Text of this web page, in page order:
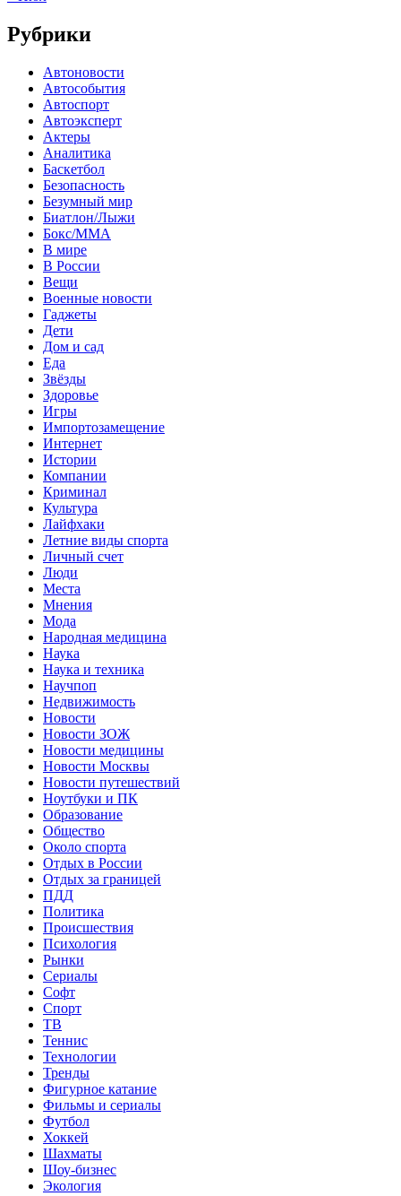
Рубрики
Автоновости
Автособытия
Автоспорт
Автоэксперт
Актеры
Аналитика
Баскетбол
Безопасность
Безумный мир
Биатлон/Лыжи
Бокс/MMA
В мире
В России
Вещи
Военные новости
Гаджеты
Дети
Дом и сад
Еда
Звёзды
Здоровье
Игры
Импортозамещение
Интернет
Истории
Компании
Криминал
Культура
Лайфхаки
Летние виды спорта
Личный счет
Люди
Места
Мнения
Мода
Народная медицина
Наука
Наука и техника
Научпоп
Недвижимость
Новости
Новости ЗОЖ
Новости медицины
Новости Москвы
Новости путешествий
Ноутбуки и ПК
Образование
Общество
Около спорта
Отдых в России
Отдых за границей
ПДД
Политика
Происшествия
Психология
Рынки
Сериалы
Софт
Спорт
ТВ
Теннис
Технологии
Тренды
Фигурное катание
Фильмы и сериалы
Футбол
Хоккей
Шахматы
Шоу-бизнес
Экология